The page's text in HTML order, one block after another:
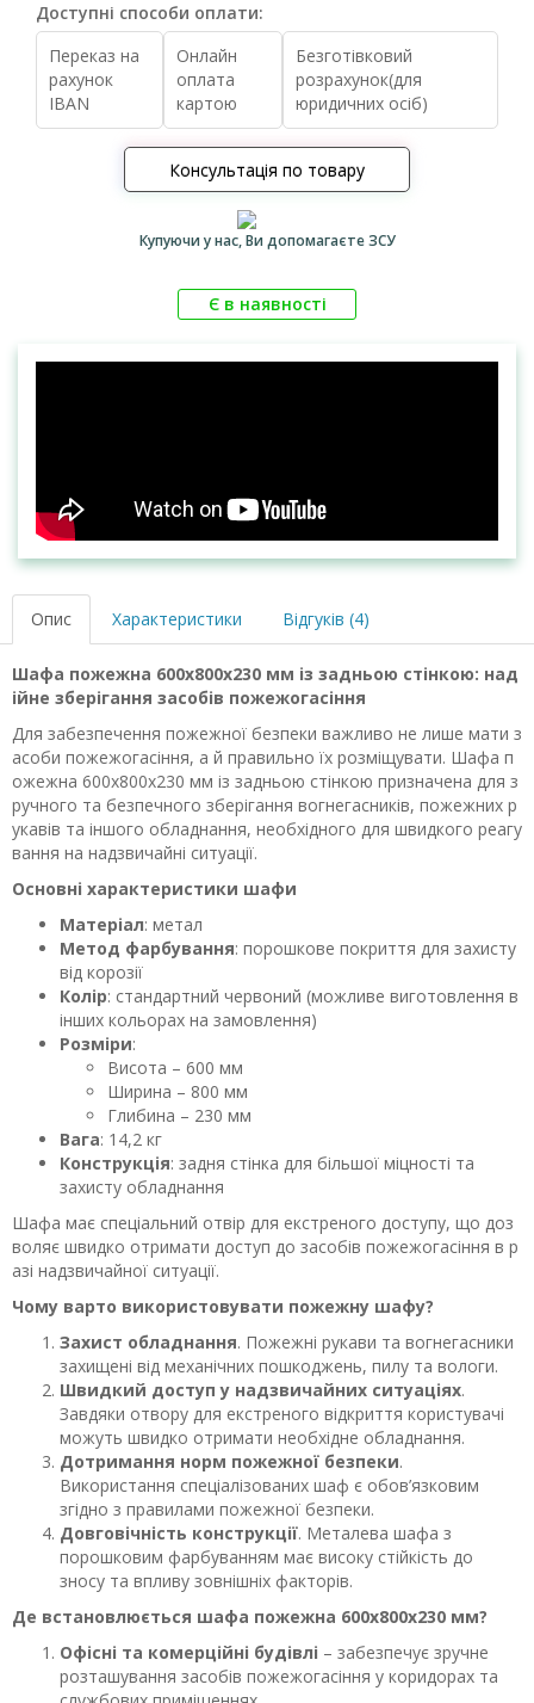
Доступні способи оплати:
Переказ на
рахунок
IBAN
Онлайн
оплата
картою
Безготівковий
розрахунок(для
юридичних осіб)
Консультація по товару
Купуючи у нас, Ви допомагаєте ЗСУ
Є в наявності
Опис Характеристики Відгуків (4)
Шафа пожежна 600х800х230 мм із задньою стінкою: над
ійне зберігання засобів пожежогасіння
Для забезпечення пожежної безпеки важливо не лише мати з
асоби пожежогасіння, а й правильно їх розміщувати. Шафа п
ожежна 600х800х230 мм із задньою стінкою призначена для з
ручного та безпечного зберігання вогнегасників, пожежних р
укавів та іншого обладнання, необхідного для швидкого реагу
вання на надзвичайні ситуації.
Основні характеристики шафи
Матеріал: метал
Метод фарбування: порошкове покриття для захисту
від корозії
Колір: стандартний червоний (можливе виготовлення в
інших кольорах на замовлення)
Розміри:
Висота – 600 мм
Ширина – 800 мм
Глибина – 230 мм
Вага: 14,2 кг
Конструкція: задня стінка для більшої міцності та
захисту обладнання
Шафа має спеціальний отвір для екстреного доступу, що доз
воляє швидко отримати доступ до засобів пожежогасіння в р
азі надзвичайної ситуації.
Чому варто використовувати пожежну шафу?
Захист обладнання. Пожежні рукави та вогнегасники
захищені від механічних пошкоджень, пилу та вологи.
Швидкий доступ у надзвичайних ситуаціях.
Завдяки отвору для екстреного відкриття користувачі
можуть швидко отримати необхідне обладнання.
Дотримання норм пожежної безпеки.
Використання спеціалізованих шаф є обов’язковим
згідно з правилами пожежної безпеки.
Довговічність конструкції. Металева шафа з
порошковим фарбуванням має високу стійкість до
зносу та впливу зовнішніх факторів.
Де встановлюється шафа пожежна 600х800х230 мм?
Офісні та комерційні будівлі – забезпечує зручне
розташування засобів пожежогасіння у коридорах та